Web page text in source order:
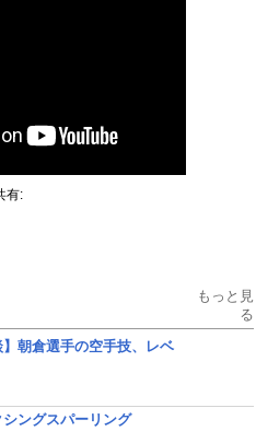
有:
もっと見
る
】朝倉選手の空手技、レベ
ングスパーリング